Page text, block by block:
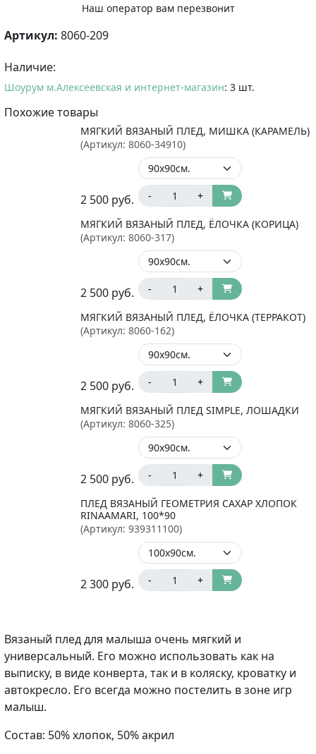
Наш оператор вам перезвонит
Артикул: 8060-209
Наличие:
Шоурум м.Алексеевская и интернет-магазин: 3 шт.
Похожие товары
МЯГКИЙ ВЯЗАНЫЙ ПЛЕД, МИШКА (КАРАМЕЛЬ)
(Артикул: 8060-34910)
2 500 руб. - +
МЯГКИЙ ВЯЗАНЫЙ ПЛЕД, ЁЛОЧКА (КОРИЦА)
(Артикул: 8060-317)
2 500 руб. - +
МЯГКИЙ ВЯЗАНЫЙ ПЛЕД, ЁЛОЧКА (ТЕРРАКОТ)
(Артикул: 8060-162)
2 500 руб. - +
МЯГКИЙ ВЯЗАНЫЙ ПЛЕД SIMPLE, ЛОШАДКИ
(Артикул: 8060-325)
2 500 руб. - +
ПЛЕД ВЯЗАНЫЙ ГЕОМЕТРИЯ САХАР ХЛОПОК
RINAAMARI, 100*90
(Артикул: 939311100)
2 300 руб. - +
Вязаный плед для малыша очень мягкий и
универсальный. Его можно использовать как на
выписку, в виде конверта, так и в коляску, кроватку и
автокресло. Его всегда можно постелить в зоне игр
малыш.
Состав: 50% хлопок, 50% акрил